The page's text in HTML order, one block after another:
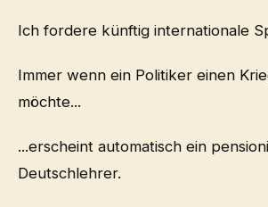
Ich fordere künftig internationale
Immer wenn ein Politiker einen
möchte...
...erscheint automatisch ein
Deutschlehrer.